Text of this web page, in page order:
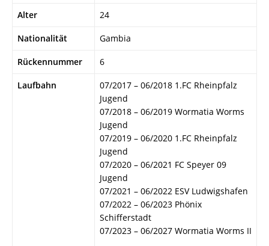
Alter 24
Nationalität Gambia
Rückennummer 6
Laufbahn
07/2017 – 06/2018 1.FC Rheinpfalz
Jugend
07/2018 – 06/2019 Wormatia Worms
Jugend
07/2019 – 06/2020 1.FC Rheinpfalz
Jugend
07/2020 – 06/2021 FC Speyer 09
Jugend
07/2021 – 06/2022 ESV Ludwigshafen
07/2022 – 06/2023 Phönix
Schifferstadt
07/2023 – 06/2027 Wormatia Worms II